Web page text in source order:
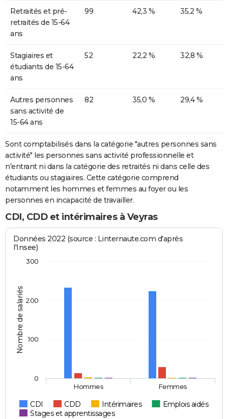
Retraités et pré-
retraités de 15-64
ans
99 42,3 % 35,2 %
Stagiaires et
étudiants de 15-64
ans
52 22,2 % 32,8 %
Autres personnes
sans activité de
15-64 ans
82 35,0 % 29,4 %
Sont comptabilisés dans la catégorie "autres personnes sans
activité" les personnes sans activité professionnelle et
n'entrant ni dans la catégorie des retraités ni dans celle des
étudiants ou stagiaires. Cette catégorie comprend
notamment les hommes et femmes au foyer ou les
personnes en incapacité de travailler.
CDI, CDD et intérimaires à Veyras
Nombre de salariés
Données 2022 (source : Linternaute.com d'après
l'Insee)
CDI CDD Intérimaires
Emplois aidés
Stages et apprentissages
Hommes Femmes
0
100
200
300